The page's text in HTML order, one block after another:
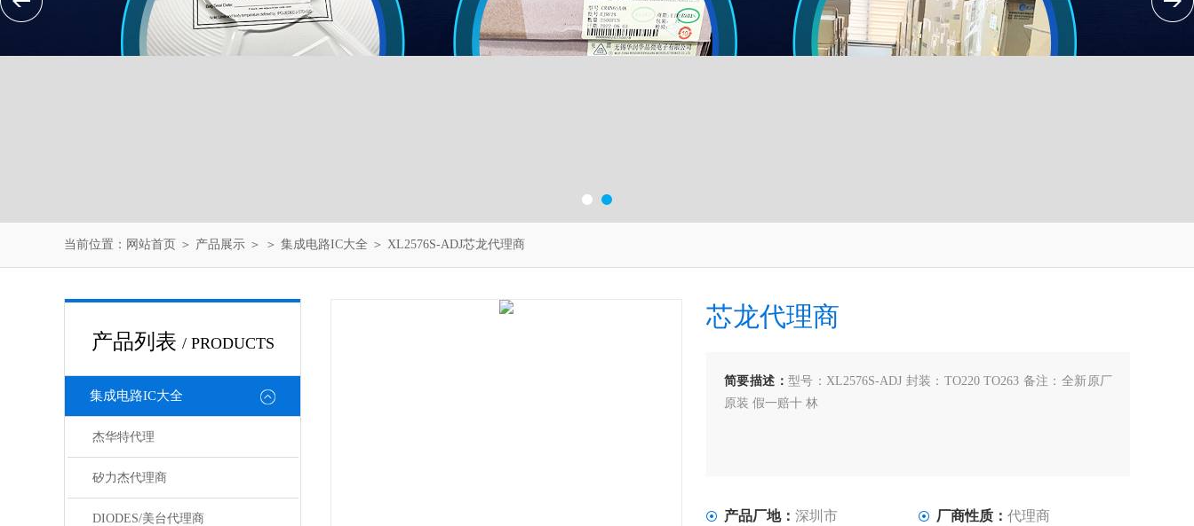
当前位置： 网站首页 ＞ 产品展示 ＞ ＞ 集成电路IC大全 ＞ XL2576S-ADJ芯龙代理商
产品列表 / PRODUCTS
集成电路IC大全
杰华特代理
矽力杰代理商
DIODES/美台代理商
芯龙代理商
简要描述： 型号：XL2576S-ADJ 封装：TO220 TO263 备注：全新原厂
原装 假一赔十 林
产品厂地： 深圳市 厂商性质： 代理商